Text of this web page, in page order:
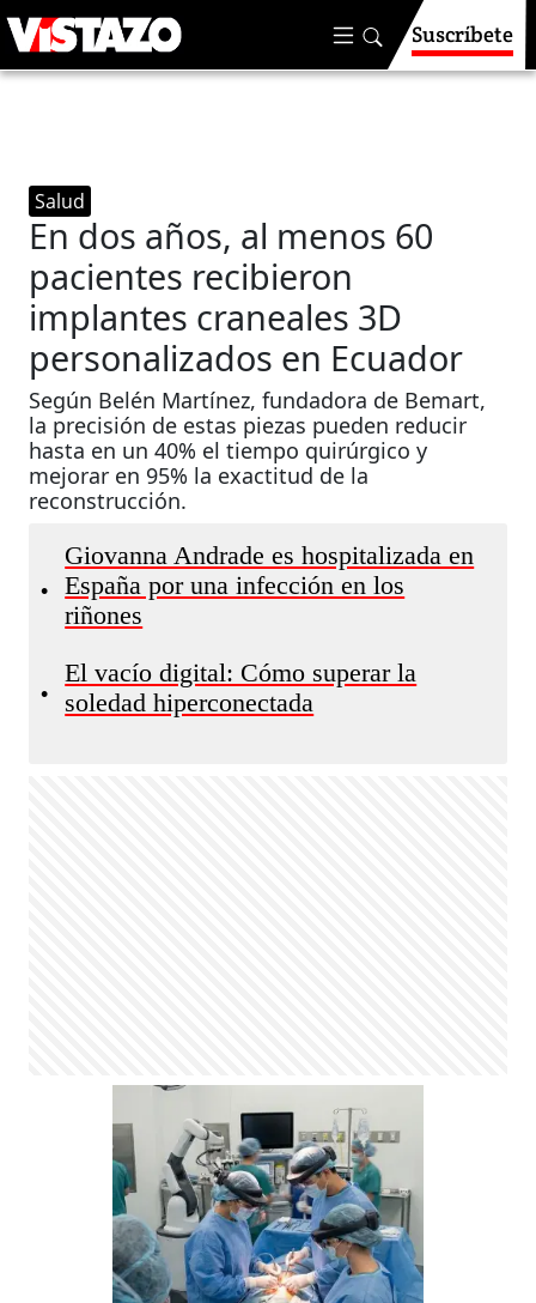
Suscríbete
Salud
En dos años, al menos 60
pacientes recibieron
implantes craneales 3D
personalizados en Ecuador
Según Belén Martínez, fundadora de Bemart,
la precisión de estas piezas pueden reducir
hasta en un 40% el tiempo quirúrgico y
mejorar en 95% la exactitud de la
reconstrucción.
•
Giovanna Andrade es hospitalizada en
España por una infección en los
riñones
•
El vacío digital: Cómo superar la
soledad hiperconectada